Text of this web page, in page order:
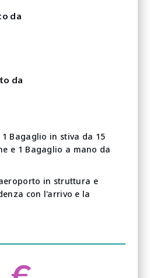
da
da
Bagaglio in stiva da 15
e 1 Bagaglio a mano da
in struttura e
con l'arrivo e la